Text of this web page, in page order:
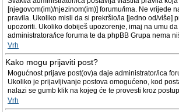
[njegovom(im)/njezinom(im)] forumu/ima. Ne vrijede
pravila. Ukoliko misli da si prekršio/la [jedno od/više]
upozoriti. Ukoliko dobiješ upozorenje, imaj na umu
administratora/ice foruma te da phpBB Grupa nema
Vrh
Kako mogu prijaviti post?
Mogućnost prijave post(ov)a daje administrator/ica
Ukoliko je prijavljivanje postova omogućeno, kod
nalazi se gumb klik na kojeg će te provesti kroz
Vrh